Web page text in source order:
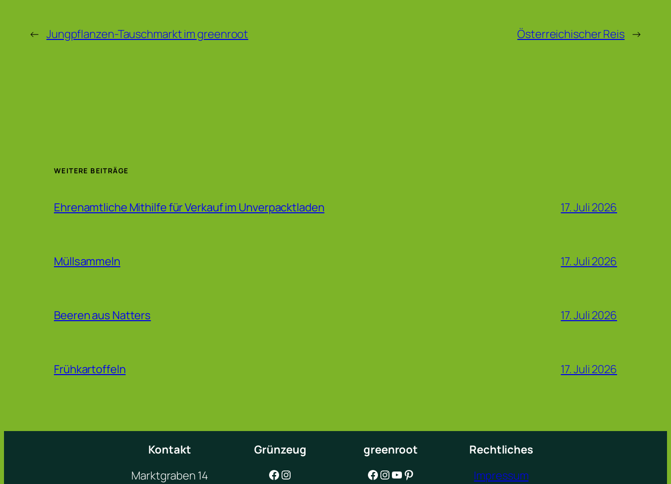
← Jungpflanzen-Tauschmarkt im greenroot Österreichischer Reis →
WEITERE BEITRÄGE
Ehrenamtliche Mithilfe für Verkauf im Unverpacktladen 17. Juli 2026
Müllsammeln 17. Juli 2026
Beeren aus Natters 17. Juli 2026
Frühkartoffeln 17. Juli 2026
Kontakt
Marktgraben 14
Grünzeug
Facebook Instagram
greenroot
Facebook Instagram YouTube Pinterest
Rechtliches
Impressum